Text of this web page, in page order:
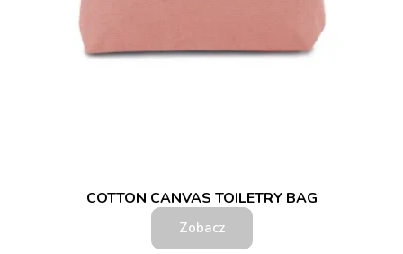
COTTON CANVAS TOILETRY BAG
Zobacz